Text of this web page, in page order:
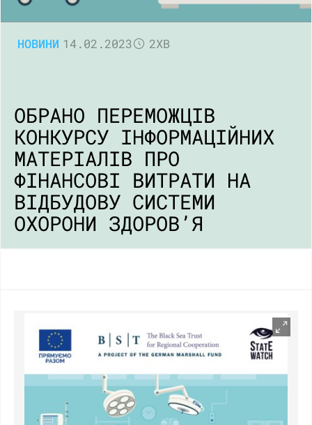
НОВИНИ 14.02.2023 2ХВ
ОБРАНО ПЕРЕМОЖЦІВ
КОНКУРСУ ІНФОРМАЦІЙНИХ
МАТЕРІАЛІВ ПРО
ФІНАНСОВІ ВИТРАТИ НА
ВІДБУДОВУ СИСТЕМИ
ОХОРОНИ ЗДОРОВ’Я